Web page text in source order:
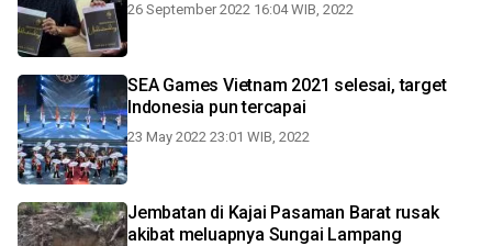
26 September 2022 16:04 WIB, 2022
SEA Games Vietnam 2021 selesai, target
Indonesia pun tercapai
23 May 2022 23:01 WIB, 2022
Jembatan di Kajai Pasaman Barat rusak
akibat meluapnya Sungai Lampang